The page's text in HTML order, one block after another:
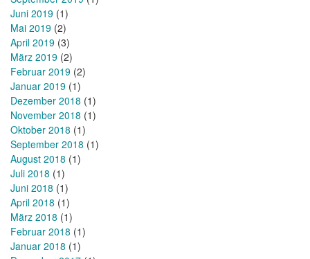
Juni 2019 (1)
Mai 2019 (2)
April 2019 (3)
März 2019 (2)
Februar 2019 (2)
Januar 2019 (1)
Dezember 2018 (1)
November 2018 (1)
Oktober 2018 (1)
September 2018 (1)
August 2018 (1)
Juli 2018 (1)
Juni 2018 (1)
April 2018 (1)
März 2018 (1)
Februar 2018 (1)
Januar 2018 (1)